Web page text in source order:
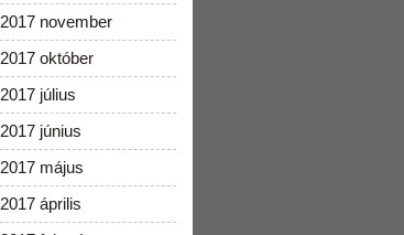
2017 november
2017 október
2017 július
2017 június
2017 május
2017 április